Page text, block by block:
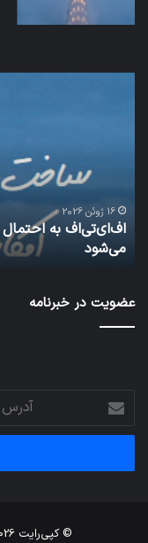
تصویب
می‌شود
16 ژوئن 2026
اف‌ای‌تی‌اف به
می‌شود
عضویت در خبرنامه
آدرس
ایمیل
خود
وارد
© کپی‌رایت 2026